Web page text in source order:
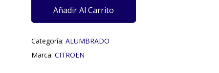
Añadir Al Carrito
Categoría: ALUMBRADO
Marca: CITROEN